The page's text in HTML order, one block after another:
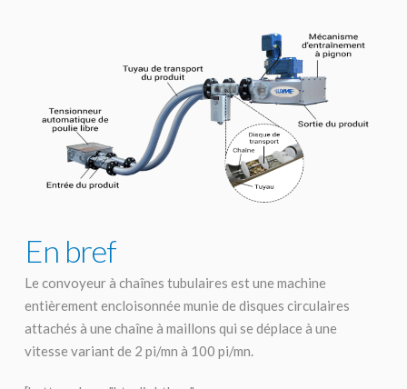
En bref
Le convoyeur à chaînes tubulaires est une machine
entièrement encloisonnée munie de disques circulaires
attachés à une chaîne à maillons qui se déplace à une
vitesse variant de 2 pi/mn à 100 pi/mn.